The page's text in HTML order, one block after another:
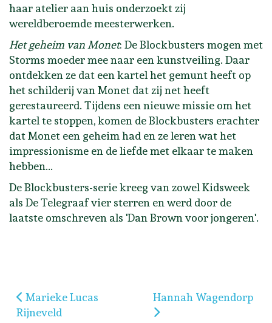
haar atelier aan huis onderzoekt zij
wereldberoemde meesterwerken.
Het geheim van Monet: De Blockbusters mogen met
Storms moeder mee naar een kunstveiling. Daar
ontdekken ze dat een kartel het gemunt heeft op
het schilderij van Monet dat zij net heeft
gerestaureerd. Tijdens een nieuwe missie om het
kartel te stoppen, komen de Blockbusters erachter
dat Monet een geheim had en ze leren wat het
impressionisme en de liefde met elkaar te maken
hebben...
De Blockbusters-serie kreeg van zowel Kidsweek
als De Telegraaf vier sterren en werd door de
laatste omschreven als 'Dan Brown voor jongeren'.
Vorig artikel: Marieke Lucas Rijneveld
Marieke Lucas
Rijneveld
Volgende artikel:
Hannah Wagendorp